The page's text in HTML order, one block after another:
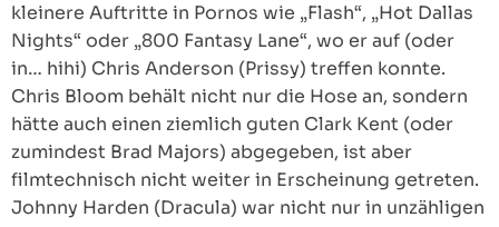
kleinere Auftritte in Pornos wie „Flash“, „Hot Dallas
Nights“ oder „800 Fantasy Lane“, wo er auf (oder
in… hihi) Chris Anderson (Prissy) treffen konnte.
Chris Bloom behält nicht nur die Hose an, sondern
hätte auch einen ziemlich guten Clark Kent (oder
zumindest Brad Majors) abgegeben, ist aber
filmtechnisch nicht weiter in Erscheinung getreten.
Johnny Harden (Dracula) war nicht nur in unzähligen